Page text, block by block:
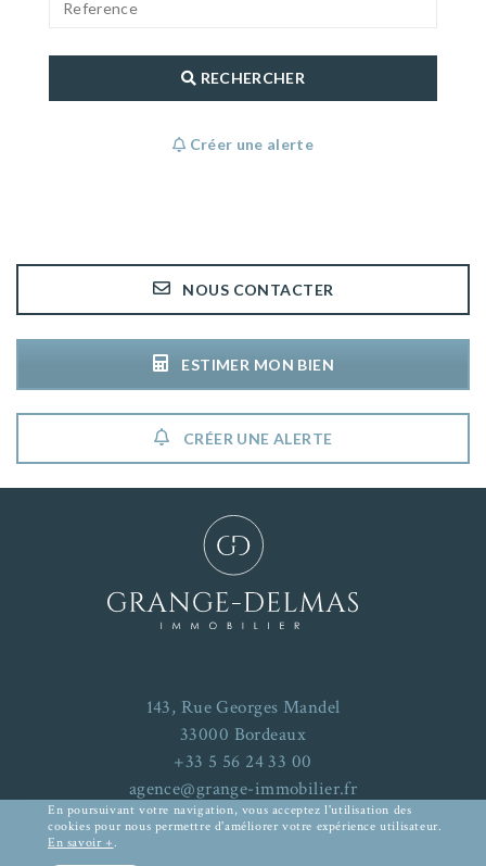
RECHERCHER
Créer une alerte
NOUS CONTACTER
ESTIMER MON BIEN
CRÉER UNE ALERTE
143, Rue Georges Mandel
33000 Bordeaux
+33 5 56 24 33 00
agence@grange-immobilier.fr
En poursuivant votre navigation, vous acceptez l'utilisation des
cookies pour nous permettre d'améliorer votre expérience utilisateur.
En savoir +.